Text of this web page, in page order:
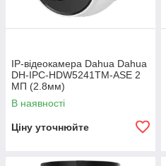
IP-відеокамера Dahua Dahua
DH-IPC-HDW5241TM-ASE 2
МП (2.8мм)
В наявності
Ціну уточнюйте